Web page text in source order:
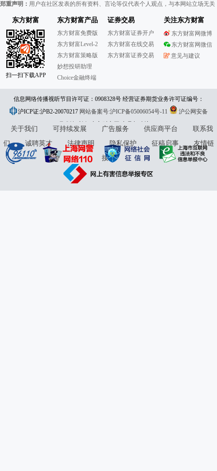
郑重声明： 用户在社区发表的所有资料、言论等仅代表个人观点，与本网站立场无
东方财富
扫一扫下载APP
东方财富产品
东方财富免费版
东方财富Level-2
东方财富策略版
妙想投研助理
Choice金融终端
证券交易
东方财富证券开户
东方财富在线交易
东方财富证券交易
关注东方财富
东方财富网微博
东方财富网微信
意见与建议
信息网络传播视听节目许可证：0908328号 经营证券期货业务许可证编号：
913101046312860336 违法和不良信息举报:021-61278686 举报邮箱：
jubao@eastmoney.com
沪ICP证:沪B2-20070217 网站备案号:沪ICP备05006054号-11
沪公网安备
31010402000120号版权所有:东方财富网意见与建议:4000300059/952500
关于我们 可持续发展 广告服务 供应商平台
联系我
们
诚聘英才 法律声明 隐私保护 征稿启事
友情链
接